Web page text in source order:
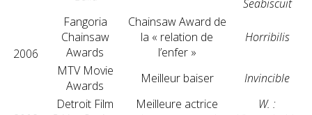
Seabiscuit
2006
Fangoria
Chainsaw
Awards
Chainsaw Award de
la « relation de
l’enfer »
Horribilis
MTV Movie
Awards
Meilleur baiser Invincible
Detroit Film
Meilleure actrice
W. :